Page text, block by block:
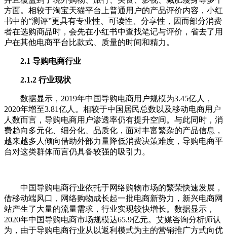
方面。相较于淘宝天猫平台上普通用户的产品评价内容，小红
书中的“测评”更具有专业性、可读性、分享性，因而部分消费
者在选购商品时，会先在小红书中查找笔记与评价，省去了用
户在其他电商平台比款式、质量的时间和精力。
2.1 导购电商行业
2.1.2 行业现状
数据显示，2019年中国导购电商用户规模为3.45亿人，
2020年增至3.81亿人。相较于中国居民总数以及移动电商用户
人数而言，导购电商用户渗透率仍有提升空间。与此同时，消
费趋向多元化、细分化、品质化，面对丰富繁杂的产品信息，
越来越多人倾向借助外部力量降低消费决策难度，导购电商平
台对这类群体而言仍具备较强的吸引力。
中国导购电商行业依托于网络购物市场的繁荣快速发展，
借移动端风口，网络购物成长起一批电商新势力，新兴电商网
站产生了大量的流量需求，行业实现较快增长。数据显示，
2020年中国导购电商市场规模达65.9亿元。艾媒咨询分析师认
为，由于导购电商行业从以返利模式为主的营销推广方式向优